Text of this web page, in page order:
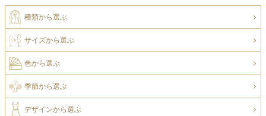
種類から選ぶ
サイズから選ぶ
色から選ぶ
季節から選ぶ
デザインから選ぶ